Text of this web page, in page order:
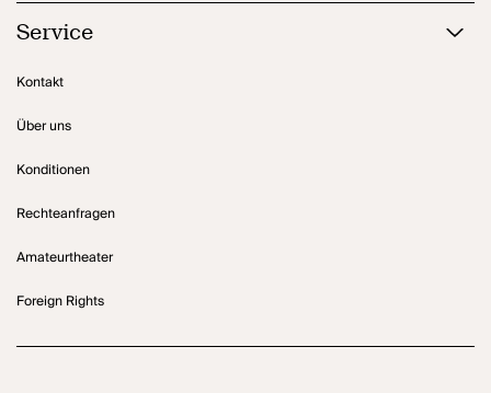
Service
Kontakt
Über uns
Konditionen
Rechteanfragen
Amateurtheater
Foreign Rights